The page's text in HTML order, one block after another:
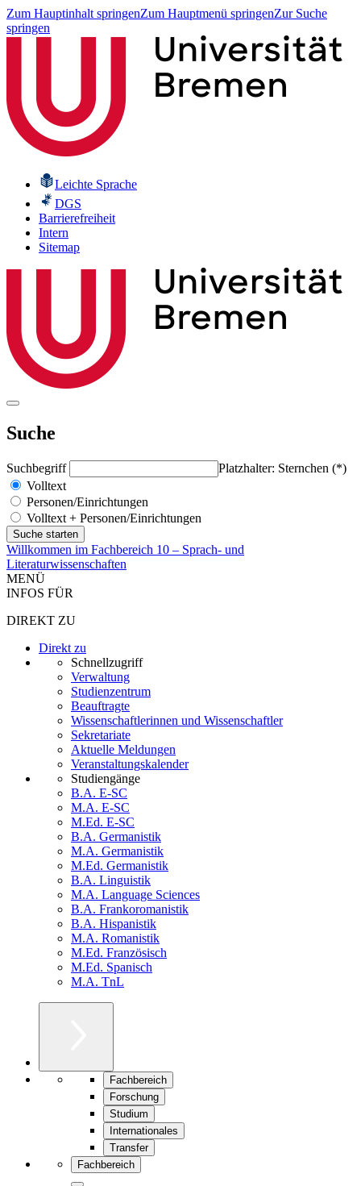
Zum Hauptinhalt springenZum Hauptmenü springenZur Suche
springen
Leichte Sprache
DGS
Barrierefreiheit
Intern
Sitemap
Suche
Suchbegriff
Platzhalter: Sternchen (*)
Volltext
Personen/Einrichtungen
Volltext + Personen/Einrichtungen
Willkommen im Fachbereich 10 – Sprach- und
Literaturwissenschaften
MENÜ
INFOS FÜR
DIREKT ZU
Direkt zu
Schnellzugriff
Verwaltung
Studienzentrum
Beauftragte
Wissenschaftlerinnen und Wissenschaftler
Sekretariate
Aktuelle Meldungen
Veranstaltungskalender
Studiengänge
B.A. E-SC
M.A. E-SC
M.Ed. E-SC
B.A. Germanistik
M.A. Germanistik
M.Ed. Germanistik
B.A. Linguistik
M.A. Language Sciences
B.A. Frankoromanistik
B.A. Hispanistik
M.A. Romanistik
M.Ed. Französisch
M.Ed. Spanisch
M.A. TnL
Fachbereich
Forschung
Studium
Internationales
Transfer
Fachbereich